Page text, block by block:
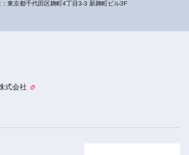
：東京都千代田区麹町4丁目3-3 新麹町ビル3F
式会社